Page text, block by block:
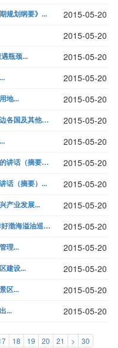
规划纲要》... 2015-05-20
2015-05-20
瓶颈... 2015-05-20
2015-05-20
地... 2015-05-20
陈连增：和平开发南海，推进与南海周边各国及其他国家的合作... 2015-05-20
2015-05-20
刘赐贵：在溢油事故处置视频通报会上的讲话（摘要）... 2015-05-20
话（摘要）... 2015-05-20
产业发展... 2015-05-20
侯英民：行动迅速 统筹部署——积极作好渤海溢油巡航巡查... 2015-05-20
理... 2015-05-20
建设... 2015-05-20
区... 2015-05-20
... 2015-05-20
18 19 20 21 > 30